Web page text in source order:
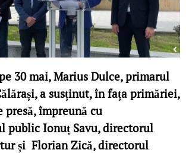
30 mai, Marius Dulce, primarul
a susținut, în fața primăriei,
presă, împreună cu
public Ionuț Savu, directorul
și Florian Zică, directorul